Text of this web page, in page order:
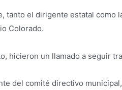
tanto el dirigente estatal como
Colorado.
hicieron un llamado a seguir
del comité directivo